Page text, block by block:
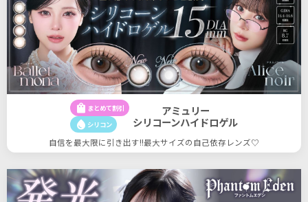
shopping_bag まとめて割引
water_drop シリコン
アミュリー
シリコーンハイドロゲル
自信を最大限に引き出す!!最大サイズの自己依存レンズ♡